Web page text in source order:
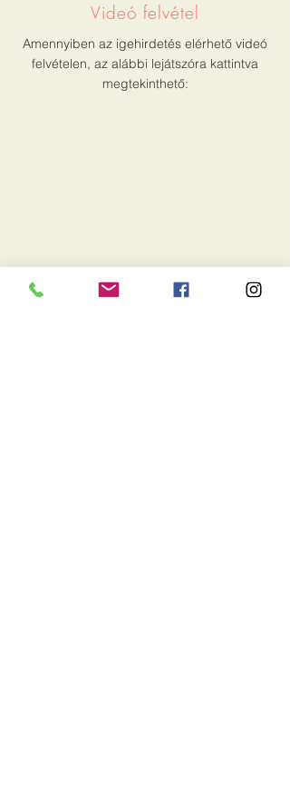
Videó felvétel
Amennyiben az igehirdetés elérhető videó
felvételen, az alábbi lejátszóra kattintva
megtekinthető: